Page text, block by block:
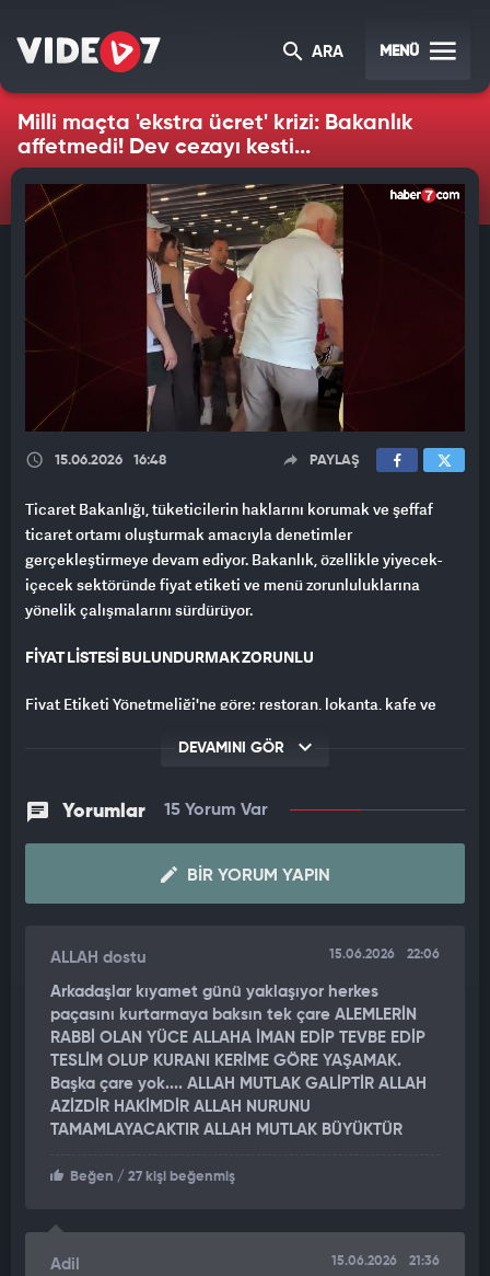
ARA MENÜ
Milli maçta 'ekstra ücret' krizi: Bakanlık
affetmedi! Dev cezayı kesti...
15.06.2026 16:48 PAYLAŞ
Ticaret Bakanlığı, tüketicilerin haklarını korumak ve şeffaf
ticaret ortamı oluşturmak amacıyla denetimler
gerçekleştirmeye devam ediyor. Bakanlık, özellikle yiyecek-
içecek sektöründe fiyat etiketi ve menü zorunluluklarına
yönelik çalışmalarını sürdürüyor.
FİYAT LİSTESİ BULUNDURMAK ZORUNLU
Fiyat Etiketi Yönetmeliği'ne göre; restoran, lokanta, kafe ve
kolayca görebileceği şekilde güncel fiyat listesi/menü
Ayrıca servis, masa veya kuver ücreti gibi zorunlu ilave
ödemeler yasaklanarak, menülerde yalnızca talep edilen
ürünlerin fiyatlarının yer alması zorunlu kılınıyor.
hızlı müdahale ederek denetim yapıyor.
Son olarak, Antalya'da bir işletmeye ilişkin görüntüler üzerine
Ticaret Bakanlığı Antalya İl Müdürlüğü ekipleri harekete geçti.
Görüntülerde, milli maçtan para isteyen işletmeci ile
müşteriler arasında tartışma çıktığı anlar yer aldı.
İŞLETMENİN FİYAT LİSTESİ OLMADIĞI TESPİT EDİLDİ
İşletmenin kapı girişlerinde, mevzuatta öngörülen şekilde fiyat
listesi ve menü bulundurmadığı belirlendi.
DEVAMINI GÖR
Yorumlar 15 Yorum Var
BIR YORUM YAPIN
ALLAH dostu 15.06.2026 22:06
Arkadaşlar kıyamet günü yaklaşıyor herkes
paçasını kurtarmaya baksın tek çare ALEMLERİN
RABBİ OLAN YÜCE ALLAHA İMAN EDİP TEVBE EDİP
TESLİM OLUP KURANI KERİME GÖRE YAŞAMAK.
Başka çare yok.... ALLAH MUTLAK GALİPTİR ALLAH
AZİZDİR HAKİMDİR ALLAH NURUNU
TAMAMLAYACAKTIR ALLAH MUTLAK BÜYÜKTÜR
Beğen / 27 kişi beğenmiş
Adil 15.06.2026 21:36